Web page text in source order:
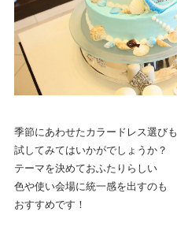
季節にあわせたカラードレス選びも
試してみてはいかがでしょうか？
テーマを決めておふたりらしい
色や使い会場に統一感を出すのも
おすすめです！